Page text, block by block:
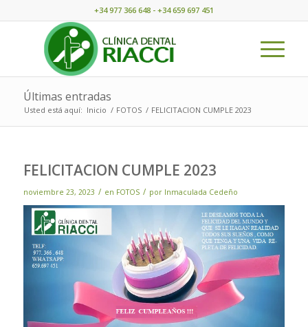
+34 977 366 648 - +34 659 697 451
Últimas entradas
Usted está aquí: Inicio / FOTOS / FELICITACION CUMPLE 2023
FELICITACION CUMPLE 2023
noviembre 23, 2023 / en FOTOS / por Inmaculada Cedeño